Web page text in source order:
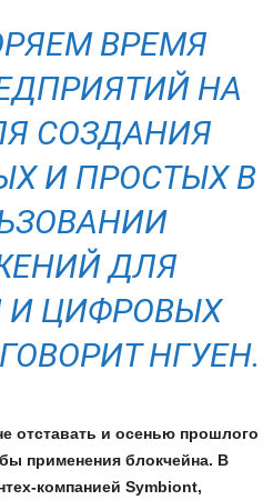
ВРЕМЯ
НА
СОЗДАНИЯ
И ПРОСТЫХ В
ДЛЯ
И ЦИФРОВЫХ
НГУЕН.
отставать и осенью прошлого
применения блокчейна. В
компанией Symbiont,